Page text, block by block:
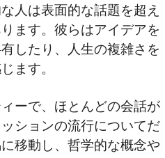
人は表面的な話題を超え
ます。彼らはアイデアを
したり、人生の複雑さを
ます。
ーで、ほとんどの会話が
ションの流行についてだ
移動し、哲学的な概念や